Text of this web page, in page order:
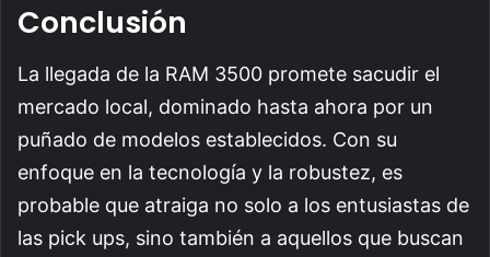
Conclusión
La llegada de la RAM 3500 promete sacudir el
mercado local, dominado hasta ahora por un
puñado de modelos establecidos. Con su
enfoque en la tecnología y la robustez, es
probable que atraiga no solo a los entusiastas de
las pick ups, sino también a aquellos que buscan